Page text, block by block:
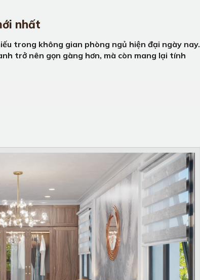
nhất
trong không gian phòng ngủ hiện đại ngày nay.
trở nên gọn gàng hơn, mà còn mang lại tính